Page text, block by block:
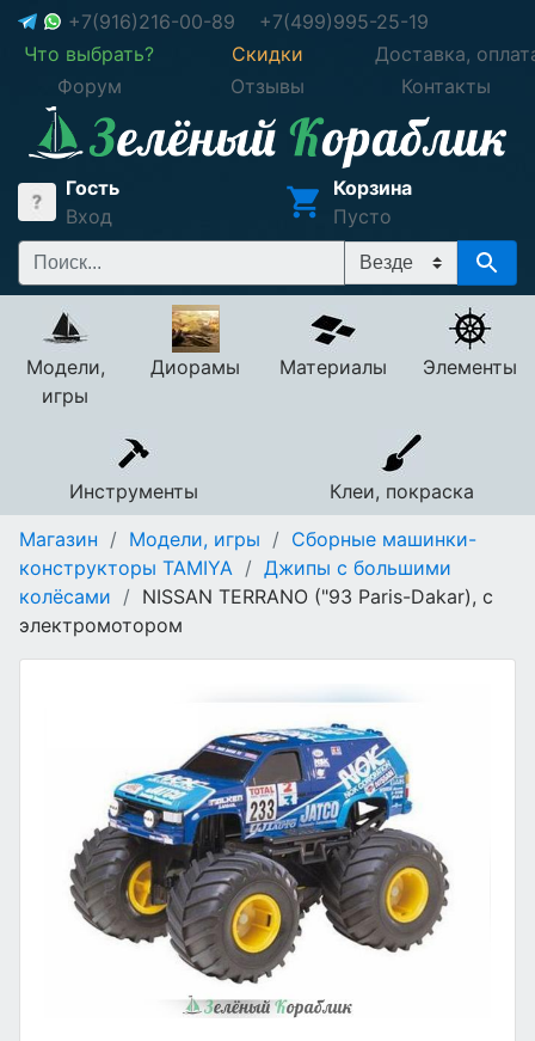
+7(916)216-00-89
+7(499)995-25-19
Что выбрать?
Скидки
Доставка,
Форум
Отзывы Контакты
Гость
Вход
Корзина
Пусто
Модели,
игры
Диорамы Материалы Элементы
Инструменты
Клеи, покраска
Магазин / Модели, игры / Сборные машинки-
конструкторы TAMIYA / Джипы с большими
колёсами / NISSAN TERRANO ("93 Paris-Dakar), с
электромотором